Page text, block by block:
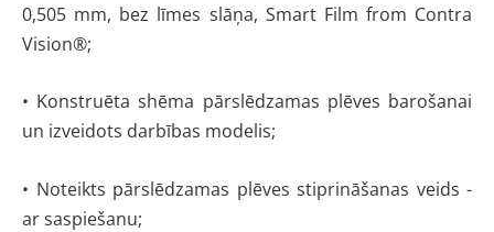
0,505 mm, bez līmes slāņa, Smart Film from Contra
Vision®;
• Konstruēta shēma pārslēdzamas plēves barošanai
un izveidots darbības modelis;
• Noteikts pārslēdzamas plēves stiprināšanas veids -
ar saspiešanu;